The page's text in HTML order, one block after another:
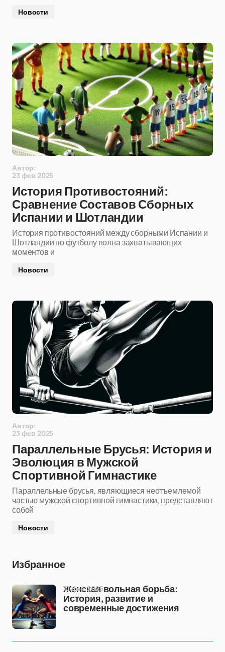
Новости
Автор:
23 фев 2025
История Противостояний:
Сравнение Составов Сборных
Испании и Шотландии
История противостояний между сборными Испании и
Шотландии по футболу полна захватывающих
моментов и
Новости
Автор:
23 фев 2025
Параллельные Брусья: История и
Эволюция в Мужской
Спортивной Гимнастике
Параллельные брусья, являющиеся неотъемлемой
частью мужской спортивной гимнастики, представляют
собой
Новости
Избранное
Женская вольная борьба:
История, развитие и
современные достижения
17 фев 2025